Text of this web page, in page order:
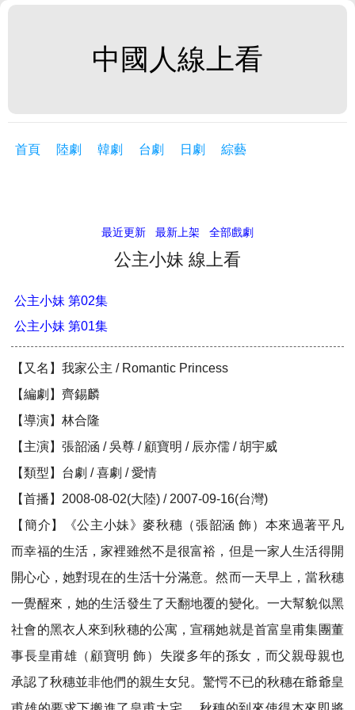
中國人線上看
首頁 陸劇 韓劇 台劇 日劇 綜藝
最近更新 最新上架 全部戲劇
公主小妹 線上看
公主小妹 第02集
公主小妹 第01集
【又名】我家公主 / Romantic Princess
【編劇】齊錫麟
【導演】林合隆
【主演】張韶涵 / 吳尊 / 顧寶明 / 辰亦儒 / 胡宇威
【類型】台劇 / 喜劇 / 愛情
【首播】2008-08-02(大陸) / 2007-09-16(台灣)
【簡介】《公主小妹》麥秋穗（張韶涵 飾）本來過著平凡
而幸福的生活，家裡雖然不是很富裕，但是一家人生活得開
開心心，她對現在的生活十分滿意。然而一天早上，當秋穗
一覺醒來，她的生活發生了天翻地覆的變化。一大幫貌似黑
社會的黑衣人來到秋穗的公寓，宣稱她就是首富皇甫集團董
事長皇甫雄（顧寶明 飾）失蹤多年的孫女，而父親母親也
承認了秋穗並非他們的親生女兒。驚愕不已的秋穗在爺爺皇